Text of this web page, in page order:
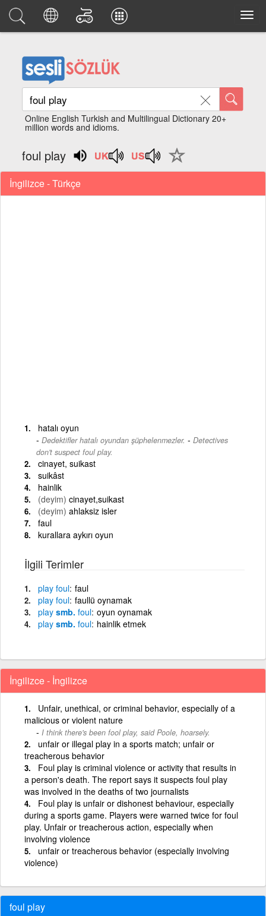
Online English Turkish and Multilingual Dictionary 20+
million words and idioms.
foul play
İngilizce - Türkçe
hatalı oyun
Dedektifler hatalı oyundan şüphelenmezler. - Detectives
don't suspect foul play.
cinayet, suikast
suikâst
hainlik
(deyim) cinayet,suikast
(deyim) ahlaksiz isler
faul
kurallara aykırı oyun
İlgili Terimler
play foul faul
play foul faullü oynamak
play smb. foul oyun oynamak
play smb. foul hainlik etmek
İngilizce - İngilizce
Unfair, unethical, or criminal behavior, especially of a
malicious or violent nature
I think there's been fool play, said Poole, hoarsely.
unfair or illegal play in a sports match; unfair or
treacherous behavior
Foul play is criminal violence or activity that results in
a person's death. The report says it suspects foul play
was involved in the deaths of two journalists
Foul play is unfair or dishonest behaviour, especially
during a sports game. Players were warned twice for foul
play. Unfair or treacherous action, especially when
involving violence
unfair or treacherous behavior (especially involving
violence)
foul play